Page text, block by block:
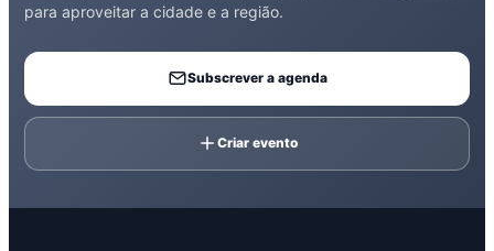
para aproveitar a cidade e a região.
Subscrever a agenda
Criar evento